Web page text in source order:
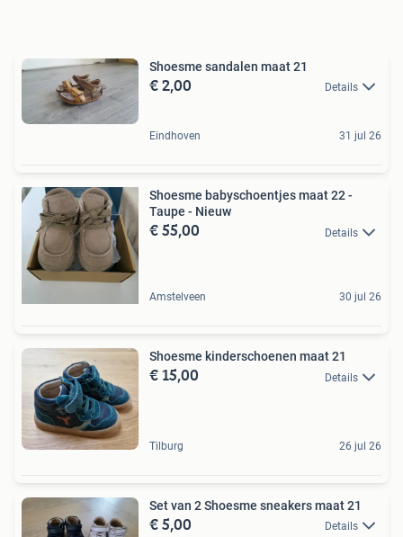
Shoesme sandalen maat 21
€ 2,00 Details
Eindhoven 31 jul 26
Shoesme babyschoentjes maat 22 -
Taupe - Nieuw
€ 55,00 Details
Amstelveen 30 jul 26
Shoesme kinderschoenen maat 21
€ 15,00 Details
Tilburg 26 jul 26
Set van 2 Shoesme sneakers maat 21
€ 5,00 Details